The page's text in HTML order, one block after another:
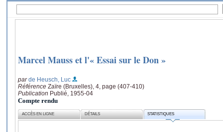
Marcel Mauss et l'« Essai sur le Don »
parde Heusch, Luc
Référence Zaïre (Bruxelles), 4, page (407-410)
Publication Publié, 1955-04
Compte rendu
ACCÈS EN LIGNE DÉTAILS STATISTIQUES